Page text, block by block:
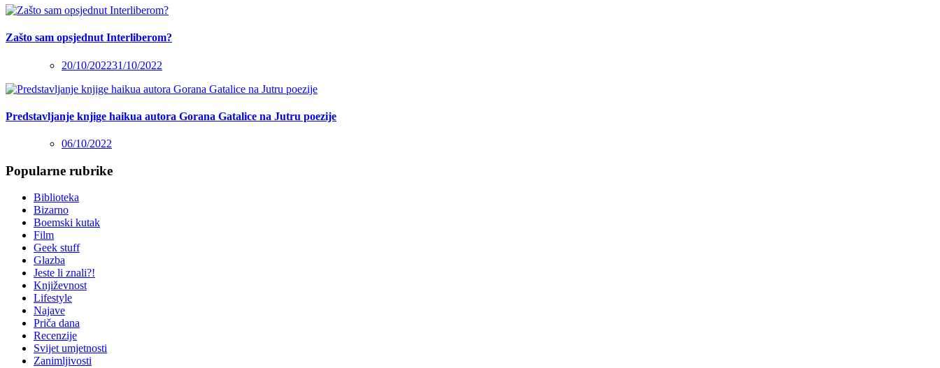
Zašto sam opsjednut Interliberom?
20/10/202231/10/2022
Predstavljanje knjige haikua autora Gorana Gatalice na Jutru poezije
06/10/2022
Popularne rubrike
Biblioteka
Bizarno
Boemski kutak
Film
Geek stuff
Glazba
Jeste li znali?!
Književnost
Lifestyle
Najave
Priča dana
Recenzije
Svijet umjetnosti
Zanimljivosti